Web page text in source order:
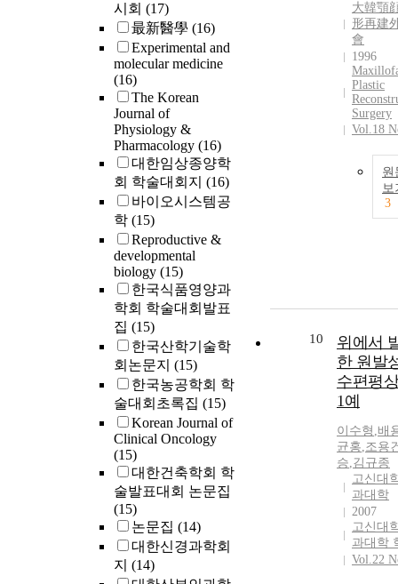
시회 (17)
最新醫學 (16)
Experimental and
molecular medicine
(16)
The Korean
Journal of
Physiology &
Pharmacology (16)
대한임상종양학
회 학술대회지 (16)
바이오시스템공
학 (15)
Reproductive &
developmental
biology (15)
한국식품영양과
학회 학술대회발표
집 (15)
한국산학기술학
회논문지 (15)
한국농공학회 학
술대회초록집 (15)
Korean Journal of
Clinical Oncology
(15)
대한건축학회 학
술발표대회 논문집
(15)
논문집 (14)
대한신경과학회
지 (14)
大韓顎
形再建
會
1996
Plastic
Surgery
Vol.18
원
보
3
10
위에서
한 원발
수편평
1예
이수형 ,배
균홍,조용
승,김규종
고신대
과대학
2007
고신대
과대학
Vol.22